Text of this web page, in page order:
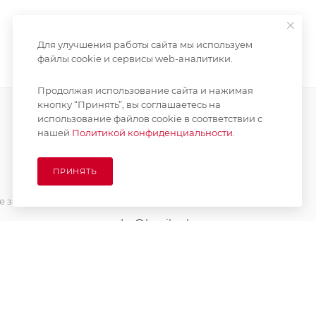
order@kupikashpo.ru
Для улучшения работы сайта мы используем
файлы cookie и сервисы web-аналитики.
Продолжая использование сайта и нажимая
кнопку “Принять”, вы соглашаетесь на
использование файлов cookie в соответствии с
нашей Политикой конфиденциальности.
ПРИНЯТЬ